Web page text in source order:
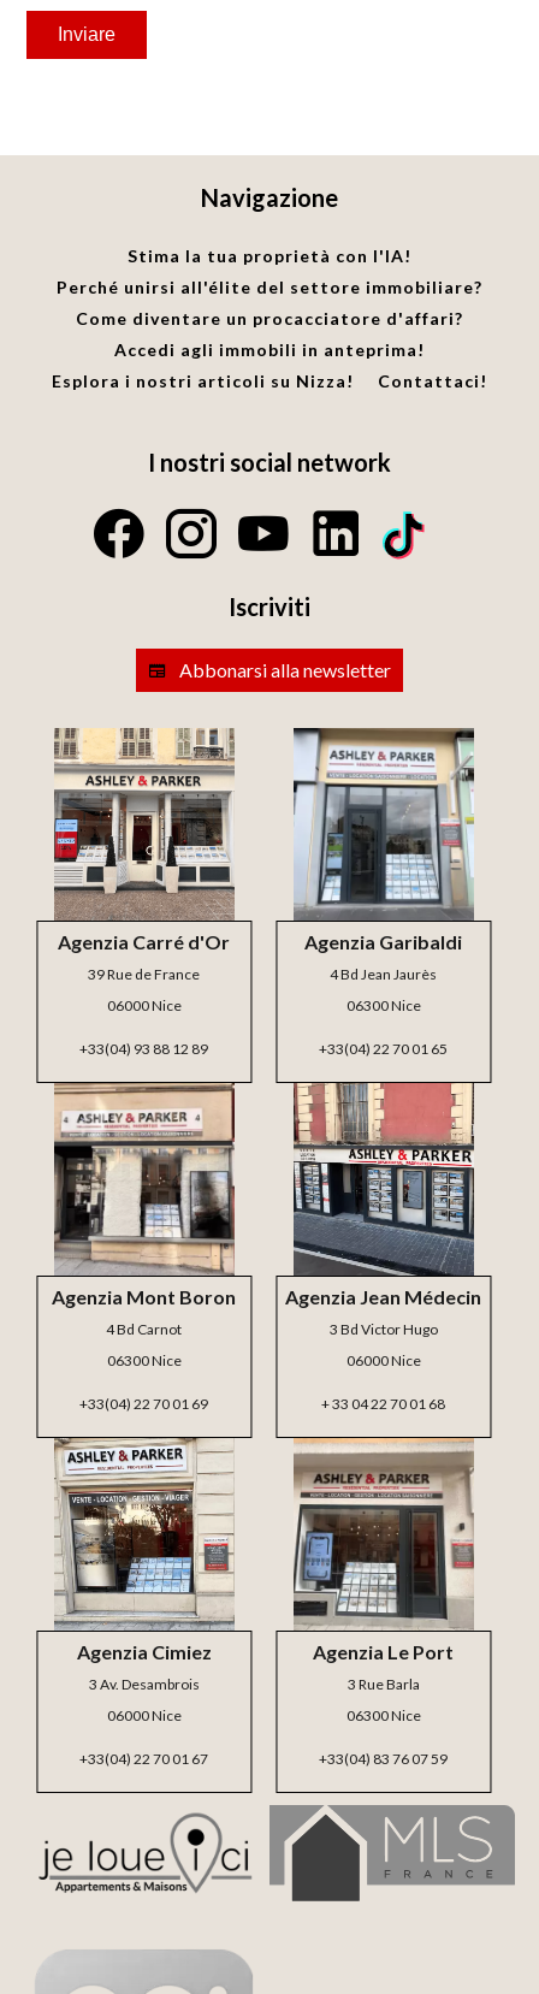
Inviare
Navigazione
Stima la tua proprietà con l'IA!
Perché unirsi all'élite del settore immobiliare?
Come diventare un procacciatore d'affari?
Accedi agli immobili in anteprima!
Esplora i nostri articoli su Nizza!
Contattaci!
I nostri social network
Iscriviti
Abbonarsi alla newsletter
Agenzia Le Port
3 Rue Barla
06300 Nice
+33(04) 83 76 07 59
Agenzia Cimiez
3 Av. Desambrois
06000 Nice
+33(04) 22 70 01 67
Agenzia Jean Médecin
3 Bd Victor Hugo
06000 Nice
+ 33 04 22 70 01 68
Agenzia Carré d'Or
39 Rue de France
06000 Nice
+33(04) 93 88 12 89
Agenzia Garibaldi
4 Bd Jean Jaurès
06300 Nice
+33(04) 22 70 01 65
Agenzia Mont Boron
4 Bd Carnot
06300 Nice
+33(04) 22 70 01 69